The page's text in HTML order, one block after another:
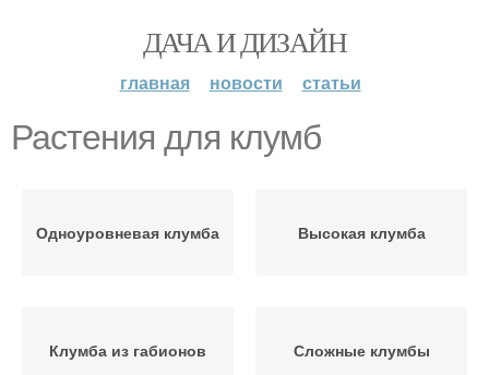
ДАЧА И ДИЗАЙН
главная новости статьи
Растения для клумб
Одноуровневая клумба Высокая клумба
Клумба из габионов Сложные клумбы